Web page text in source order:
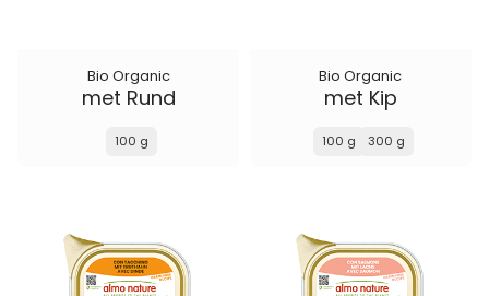
Bio Organic
met Rund
100 g
Bio Organic
met Kip
100 g 300 g